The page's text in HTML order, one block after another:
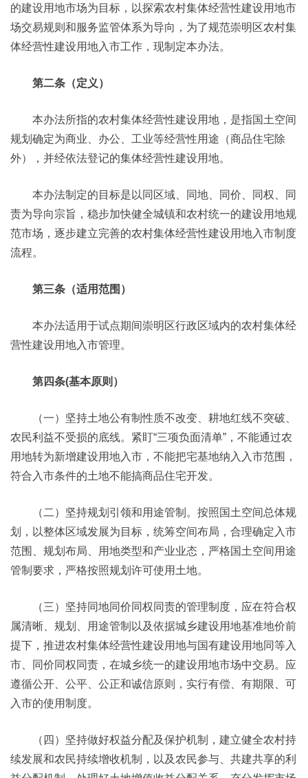
的建设用地市场为目标，以探索农村集体经营性建设用地市
场交易规则和服务监管体系为导向，为了规范崇明区农村集
体经营性建设用地入市工作，现制定本办法。
第二条（定义）
本办法所指的农村集体经营性建设用地，是指国土空间
规划确定为商业、办公、工业等经营性用途（商品住宅除
外），并经依法登记的集体经营性建设用地。
本办法制定的目标是以同区域、同地、同价、同权、同
责为导向宗旨，稳步加快健全城镇和农村统一的建设用地规
范市场，逐步建立完善的农村集体经营性建设用地入市制度
流程。
第三条（适用范围）
本办法适用于试点期间崇明区行政区域内的农村集体经
营性建设用地入市管理。
第四条(基本原则）
（一）坚持土地公有制性质不改变、耕地红线不突破、
农民利益不受损的底线。紧盯“三项负面清单”，不能通过农
用地转为新增建设用地入市，不能把宅基地纳入入市范围，
符合入市条件的土地不能搞商品住宅开发。
（二）坚持规划引领和用途管制。按照国土空间总体规
划，以整体区域发展为目标，统筹空间布局，合理确定入市
范围、规划布局、用地类型和产业业态，严格国土空间用途
管制要求，严格按照规划许可使用土地。
（三）坚持同地同价同权同责的管理制度，应在符合权
属清晰、规划、用途管制以及依据城乡建设用地基准地价前
提下，推进农村集体经营性建设用地与国有建设用地同等入
市、同价同权同责，在城乡统一的建设用地市场中交易。应
遵循公开、公平、公正和诚信原则，实行有偿、有期限、可
入市的使用制度。
（四）坚持做好权益分配及保护机制，建立健全农村持
续发展和农民持续增收机制，以及农民参与、共建共享的利